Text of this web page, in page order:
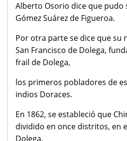
Alberto Osorio dice que pudo
Gómez Suárez de Figueroa.
Por otra parte se dice que su
San Francisco de Dolega,
frail de Dolega,
los primeros pobladores de
indios Doraces.
En 1862, se estableció que
dividido en once distritos, en
Dolega.